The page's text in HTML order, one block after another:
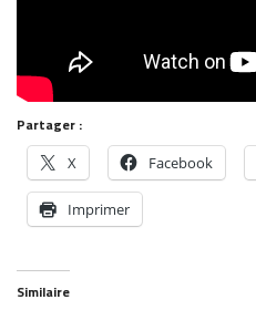
Partager :
X Facebook
Imprimer
Similaire